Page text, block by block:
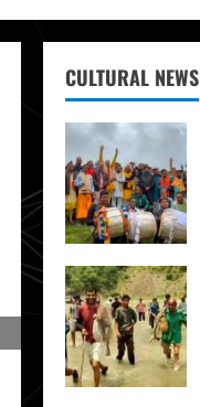
CULTURAL NEWS